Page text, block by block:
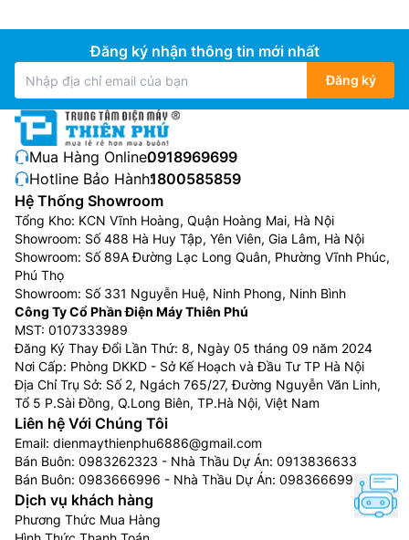
Đăng ký nhận thông tin mới nhất
Đăng ký
Mua Hàng Online:0918969699
Hotline Bảo Hành:1800585859
Hệ Thống Showroom
Tổng Kho: KCN Vĩnh Hoàng, Quận Hoàng Mai, Hà Nội
Showroom: Số 488 Hà Huy Tập, Yên Viên, Gia Lâm, Hà Nội
Showroom: Số 89A Đường Lạc Long Quân, Phường Vĩnh Phúc,
Phú Thọ
Showroom: Số 331 Nguyễn Huệ, Ninh Phong, Ninh Bình
Công Ty Cổ Phần Điện Máy Thiên Phú
MST: 0107333989
Đăng Ký Thay Đổi Lần Thứ: 8, Ngày 05 tháng 09 năm 2024
Nơi Cấp: Phòng DKKD - Sở Kế Hoạch và Đầu Tư TP Hà Nội
Địa Chỉ Trụ Sở: Số 2, Ngách 765/27, Đường Nguyễn Văn Linh,
Tổ 5 P.Sài Đồng, Q.Long Biên, TP.Hà Nội, Việt Nam
Liên hệ Với Chúng Tôi
Email: dienmaythienphu6886@gmail.com
Bán Buôn: 0983262323 - Nhà Thầu Dự Án: 0913836633
Bán Buôn: 0983666996 - Nhà Thầu Dự Án: 0983666996
Dịch vụ khách hàng
Phương Thức Mua Hàng